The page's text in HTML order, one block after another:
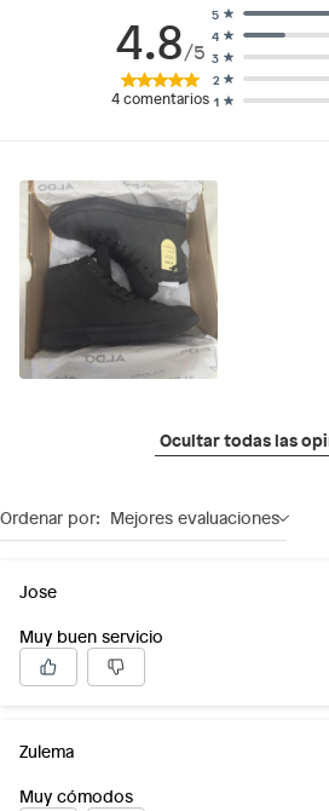
4.8/5
4 comentarios 1
2
3
4
5
Ocultar todas las
Ordenar por: Mejores evaluaciones
Jose
Muy buen servicio
Zulema
Muy cómodos